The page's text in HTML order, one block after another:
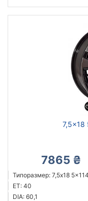
7,5x18
7865 ₴
Типоразмер: 7,5x18
ET: 40
DIA: 60,1